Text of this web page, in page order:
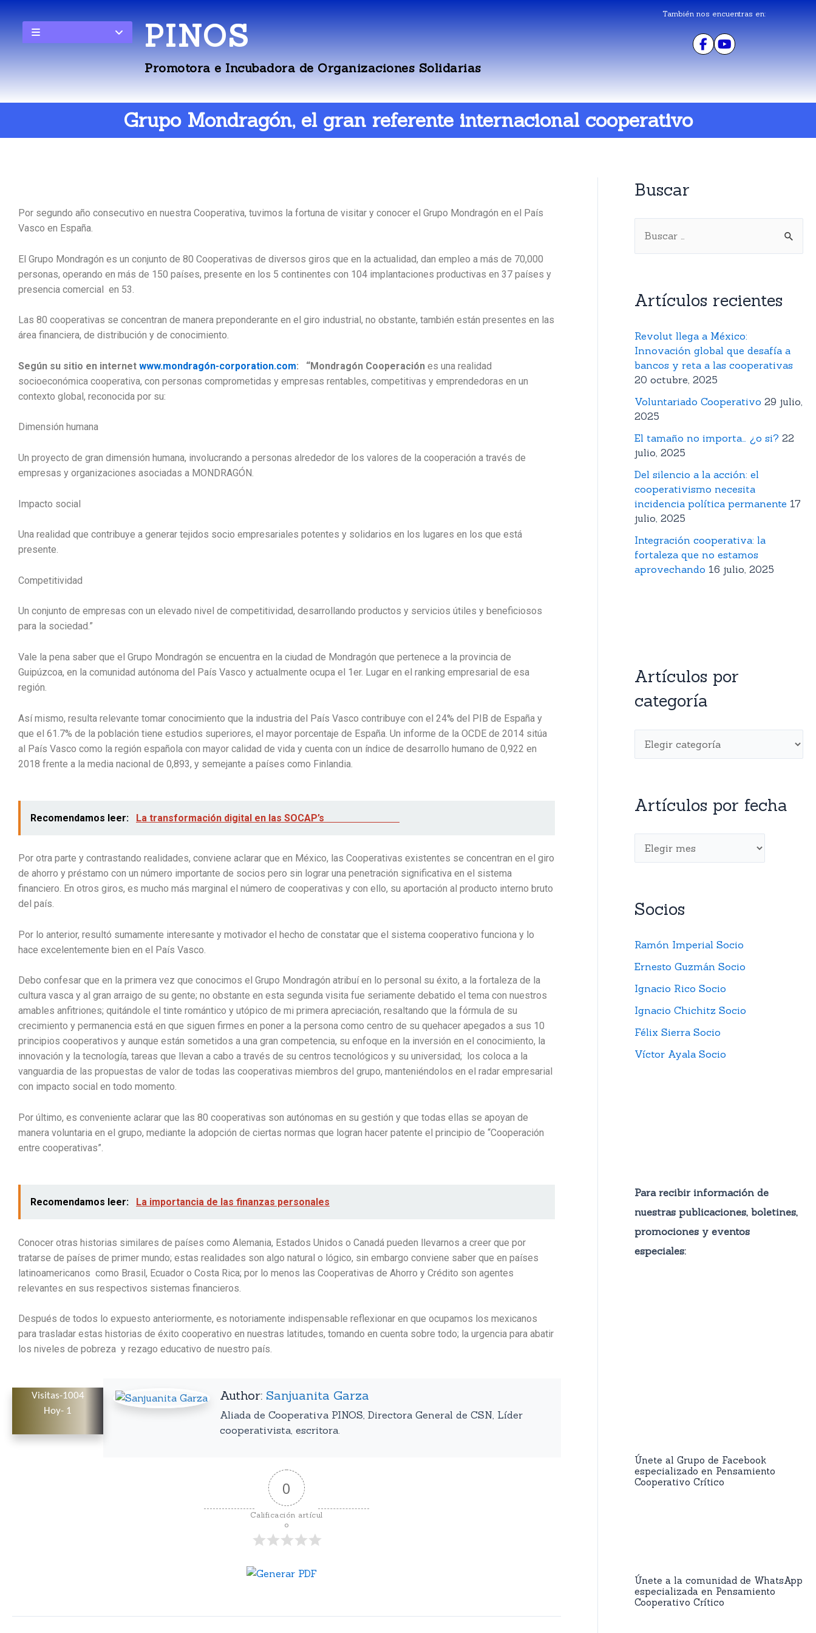
PINOS
Promotora e Incubadora de Organizaciones Solidarias
También nos encuentras en:
Grupo Mondragón, el gran referente internacional cooperativo
Por segundo año consecutivo en nuestra Cooperativa, tuvimos la fortuna de visitar y conocer el Grupo Mondragón en el País
Vasco en España.
El Grupo Mondragón es un conjunto de 80 Cooperativas de diversos giros que en la actualidad, dan empleo a más de 70,000
personas, operando en más de 150 países, presente en los 5 continentes con 104 implantaciones productivas en 37 países y
presencia comercial en 53.
Las 80 cooperativas se concentran de manera preponderante en el giro industrial, no obstante, también están presentes en las
área financiera, de distribución y de conocimiento.
Según su sitio en internet www.mondragón-corporation.com: “Mondragón Cooperación es una realidad
socioeconómica cooperativa, con personas comprometidas y empresas rentables, competitivas y emprendedoras en un
contexto global, reconocida por su:
Dimensión humana
Un proyecto de gran dimensión humana, involucrando a personas alrededor de los valores de la cooperación a través de
empresas y organizaciones asociadas a MONDRAGÓN.
Impacto social
Una realidad que contribuye a generar tejidos socio empresariales potentes y solidarios en los lugares en los que está
presente.
Competitividad
Un conjunto de empresas con un elevado nivel de competitividad, desarrollando productos y servicios útiles y beneficiosos
para la sociedad.”
Vale la pena saber que el Grupo Mondragón se encuentra en la ciudad de Mondragón que pertenece a la provincia de
Guipúzcoa, en la comunidad autónoma del País Vasco y actualmente ocupa el 1er. Lugar en el ranking empresarial de esa
región.
Así mismo, resulta relevante tomar conocimiento que la industria del País Vasco contribuye con el 24% del PIB de España y
que el 61.7% de la población tiene estudios superiores, el mayor porcentaje de España. Un informe de la OCDE de 2014 sitúa
al País Vasco como la región española con mayor calidad de vida y cuenta con un índice de desarrollo humano de 0,922 en
2018 frente a la media nacional de 0,893, y semejante a países como Finlandia.
Recomendamos leer: La transformación digital en las SOCAP’s
Por otra parte y contrastando realidades, conviene aclarar que en México, las Cooperativas existentes se concentran en el giro
de ahorro y préstamo con un número importante de socios pero sin lograr una penetración significativa en el sistema
financiero. En otros giros, es mucho más marginal el número de cooperativas y con ello, su aportación al producto interno bruto
del país.
Por lo anterior, resultó sumamente interesante y motivador el hecho de constatar que el sistema cooperativo funciona y lo
hace excelentemente bien en el País Vasco.
Debo confesar que en la primera vez que conocimos el Grupo Mondragón atribuí en lo personal su éxito, a la fortaleza de la
cultura vasca y al gran arraigo de su gente; no obstante en esta segunda visita fue seriamente debatido el tema con nuestros
amables anfitriones; quitándole el tinte romántico y utópico de mi primera apreciación, resaltando que la fórmula de su
crecimiento y permanencia está en que siguen firmes en poner a la persona como centro de su quehacer apegados a sus 10
principios cooperativos y aunque están sometidos a una gran competencia, su enfoque en la inversión en el conocimiento, la
innovación y la tecnología, tareas que llevan a cabo a través de su centros tecnológicos y su universidad; los coloca a la
vanguardia de las propuestas de valor de todas las cooperativas miembros del grupo, manteniéndolos en el radar empresarial
con impacto social en todo momento.
Por último, es conveniente aclarar que las 80 cooperativas son autónomas en su gestión y que todas ellas se apoyan de
manera voluntaria en el grupo, mediante la adopción de ciertas normas que logran hacer patente el principio de “Cooperación
entre cooperativas”.
Recomendamos leer: La importancia de las finanzas personales
Conocer otras historias similares de países como Alemania, Estados Unidos o Canadá pueden llevarnos a creer que por
tratarse de países de primer mundo; estas realidades son algo natural o lógico, sin embargo conviene saber que en países
latinoamericanos como Brasil, Ecuador o Costa Rica; por lo menos las Cooperativas de Ahorro y Crédito son agentes
relevantes en sus respectivos sistemas financieros.
Después de todos lo expuesto anteriormente, es notoriamente indispensable reflexionar en que ocupamos los mexicanos
para trasladar estas historias de éxito cooperativo en nuestras latitudes, tomando en cuenta sobre todo; la urgencia para abatir
los niveles de pobreza y rezago educativo de nuestro país.
Visitas-1004
Hoy- 1
Author: Sanjuanita Garza
Aliada de Cooperativa PINOS, Directora General de CSN, Líder
cooperativista, escritora.
0
Calificación artícul
o
Buscar
Artículos recientes
Revolut llega a México:
Innovación global que desafía a
bancos y reta a las cooperativas
20 octubre, 2025
Voluntariado Cooperativo 29 julio,
2025
El tamaño no importa… ¿o si? 22
julio, 2025
Del silencio a la acción: el
cooperativismo necesita
incidencia política permanente 17
julio, 2025
Integración cooperativa: la
fortaleza que no estamos
aprovechando 16 julio, 2025
Artículos por
categoría
Artículos por fecha
Socios
Ramón Imperial Socio
Ernesto Guzmán Socio
Ignacio Rico Socio
Ignacio Chichitz Socio
Félix Sierra Socio
Víctor Ayala Socio
Para recibir información de
nuestras publicaciones, boletines,
promociones y eventos
especiales:
Únete al Grupo de Facebook
especializado en Pensamiento
Cooperativo Crítico
Únete a la comunidad de WhatsApp
especializada en Pensamiento
Cooperativo Crítico